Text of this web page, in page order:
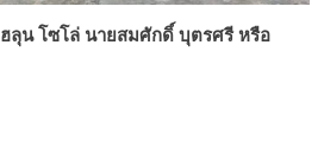
ลุน โซโล่ นายสมศักดิ์ บุตรศรี หรือ